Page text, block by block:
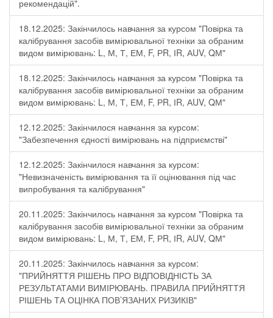
рекомендацій".
18.12.2025: Закінчилось навчання за курсом "Повірка та
калібрування засобів вимірювальної техніки за обраним
видом вимірювань: L, М, Т, ЕМ, F, РR, ІR, АUV, QМ"
18.12.2025: Закінчилось навчання за курсом "Повірка та
калібрування засобів вимірювальної техніки за обраним
видом вимірювань: L, М, Т, ЕМ, F, РR, ІR, АUV, QМ"
12.12.2025: Закінчилося навчання за курсом:
"Забезпечення єдності вимірювань на підприємстві"
12.12.2025: Закінчилося навчання за курсом:
"Невизначеність вимірювання та її оцінювання під час
випробування та калібрування"
20.11.2025: Закінчилось навчання за курсом "Повірка та
калібрування засобів вимірювальної техніки за обраним
видом вимірювань: L, М, Т, ЕМ, F, РR, ІR, АUV, QМ"
20.11.2025: Закінчилось навчання за курсом:
"ПРИЙНЯТТЯ РІШЕНЬ ПРО ВІДПОВІДНІСТЬ ЗА
РЕЗУЛЬТАТАМИ ВИМІРЮВАНЬ. ПРАВИЛА ПРИЙНЯТТЯ
РІШЕНЬ ТА ОЦІНКА ПОВ’ЯЗАНИХ РИЗИКІВ"